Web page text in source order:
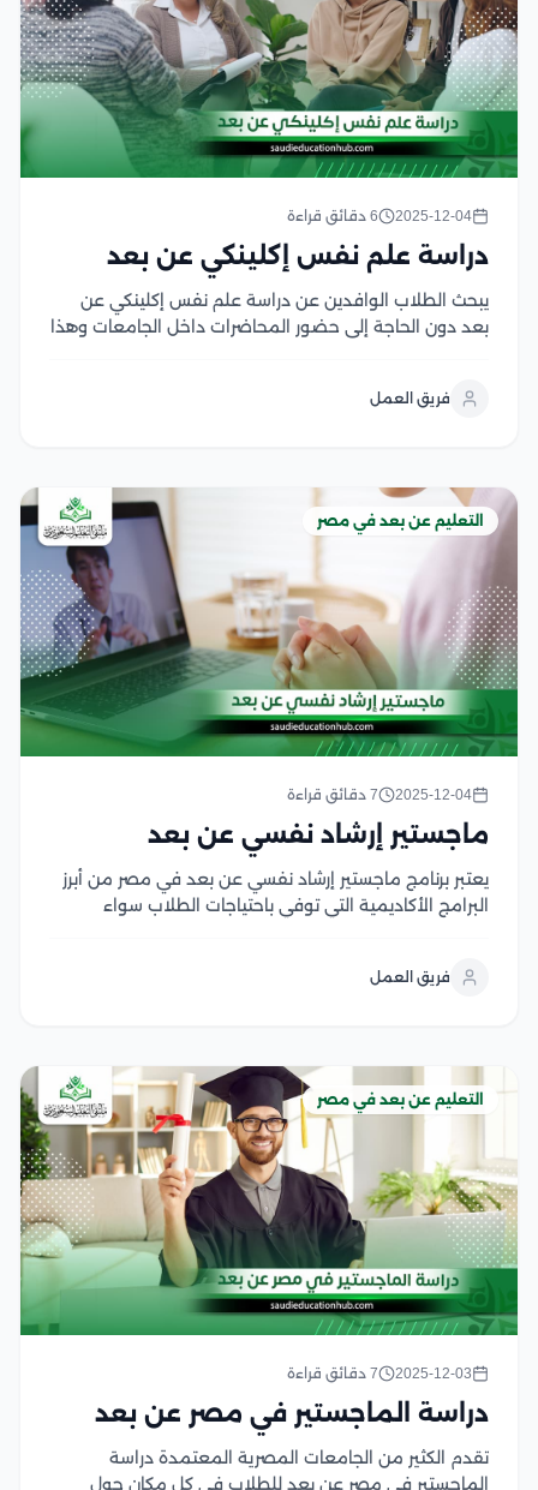
2025-12-04 6 دقائق قراءة
دراسة علم نفس إكلينكي عن بعد
يبحث الطلاب الوافدين عن دراسة علم نفس إكلينكي عن
بعد دون الحاجة إلى حضور المحاضرات داخل الجامعات وهذا
على المهارات والخبرة التي تساعدهم...
فريق العمل
التعليم عن بعد في مصر
2025-12-04 7 دقائق قراءة
ماجستير إرشاد نفسي عن بعد
يعتبر برنامج ماجستير إرشاد نفسي عن بعد في مصر من أبرز
البرامج الأكاديمية التي توفي باحتياجات الطلاب سواء
فرصة الجمع بين الدراسة النظرية والتدريب العملي...
فريق العمل
التعليم عن بعد في مصر
2025-12-03 7 دقائق قراءة
دراسة الماجستير في مصر عن بعد
تقدم الكثير من الجامعات المصرية المعتمدة دراسة
الماجستير في مصر عن بعد للطلاب في كل مكان حول